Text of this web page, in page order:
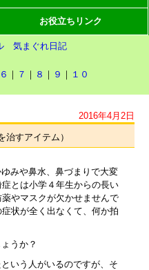
お役立ちリンク
気まぐれ日記
６ ｜ ７ ｜ ８ ｜ ９ ｜ １０
2016年4月2日
治すアイテム）
みや鼻水、鼻づまりで大変
とは小学４年生からの長い
薬やマスクが欠かせませんで
状が全く出なくて、何か拍
うか？
いう人がいるのですが、そ